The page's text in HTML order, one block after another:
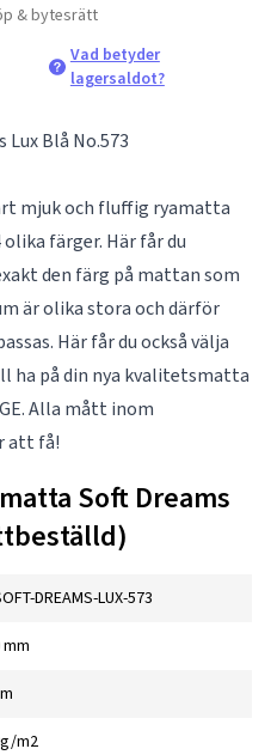
& bytesrätt
Vad betyder
lagersaldot?
Blå No.573
mjuk och fluffig ryamatta
färger. Här får du
den färg på mattan som
är olika stora och därför
Här får du också välja
ha på din nya kvalitetsmatta
Alla mått inom
att få!
Soft Dreams
DREAMS-LUX-573
m2